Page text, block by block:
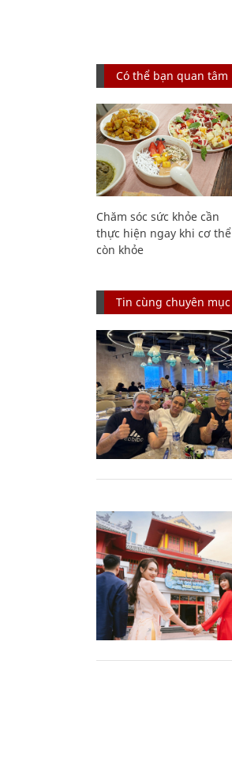
Có thể bạn quan tâm
Chăm sóc sức khỏe cần
thực hiện ngay khi cơ thể
còn khỏe
Tin cùng chuyên mục